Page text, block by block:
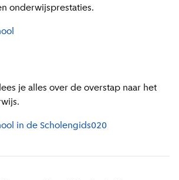
onderwijsprestaties.
je alles over de overstap naar het
in de Scholengids020